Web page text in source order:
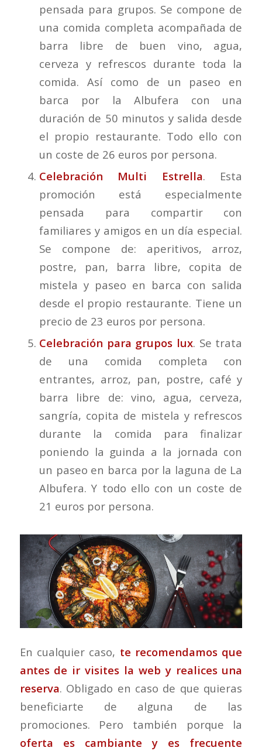
pensada para grupos. Se compone de
una comida completa acompañada de
barra libre de buen vino, agua,
cerveza y refrescos durante toda la
comida. Así como de un paseo en
barca por la Albufera con una
duración de 50 minutos y salida desde
el propio restaurante. Todo ello con
un coste de 26 euros por persona.
Celebración Multi Estrella. Esta
promoción está especialmente
pensada para compartir con
familiares y amigos en un día especial.
Se compone de: aperitivos, arroz,
postre, pan, barra libre, copita de
mistela y paseo en barca con salida
desde el propio restaurante. Tiene un
precio de 23 euros por persona.
Celebración para grupos lux. Se trata
de una comida completa con
entrantes, arroz, pan, postre, café y
barra libre de: vino, agua, cerveza,
sangría, copita de mistela y refrescos
durante la comida para finalizar
poniendo la guinda a la jornada con
un paseo en barca por la laguna de La
Albufera. Y todo ello con un coste de
21 euros por persona.
En cualquier caso, te recomendamos que
antes de ir visites la web y realices una
reserva. Obligado en caso de que quieras
beneficiarte de alguna de las
promociones. Pero también porque la
oferta es cambiante y es frecuente